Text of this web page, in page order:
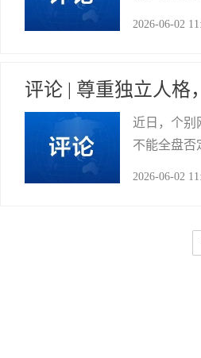
2026-06-02
评论 | 尊重独立人格
近日，个别
不能全盘否
2026-06-02